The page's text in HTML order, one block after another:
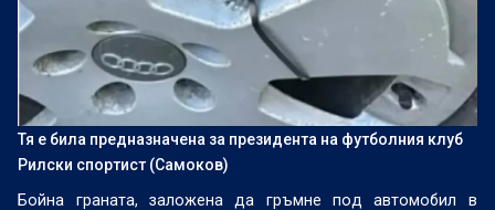
Тя е била предназначена за президента на футболния клуб
Рилски спортист (Самоков)
Бойна граната, заложена да гръмне под автомобил в